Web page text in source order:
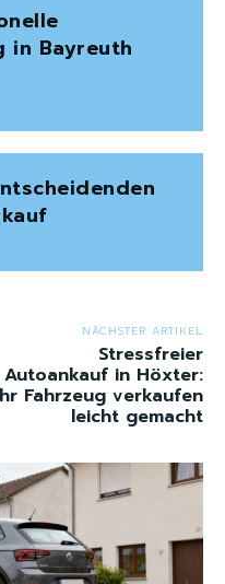
in Bayreuth
NÄCHSTER ARTIKEL
Stressfreier
Autoankauf in Höxter:
Fahrzeug verkaufen
leicht gemacht